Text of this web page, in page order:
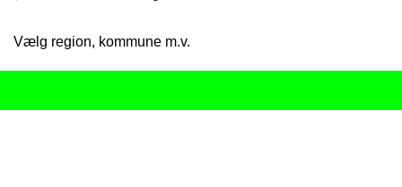
Vælg region, kommune m.v.